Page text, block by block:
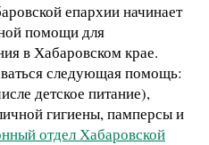
епархии начинает
помощи для
в Хабаровском крае.
следующая помощь:
детское питание),
гигиены, памперсы и
отдел Хабаровской